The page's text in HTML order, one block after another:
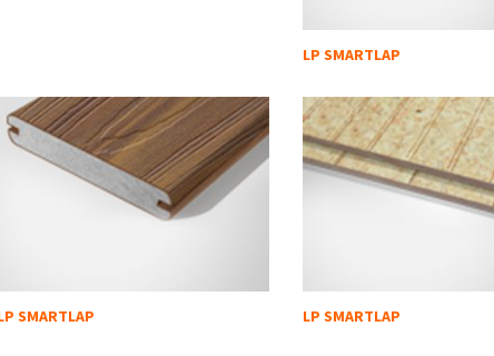
LP SMARTLAP
SMARTLAP LP SMARTLAP